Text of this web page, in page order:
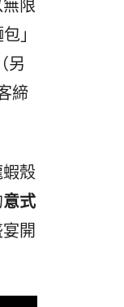
限
」
另
締
殼
意式
開